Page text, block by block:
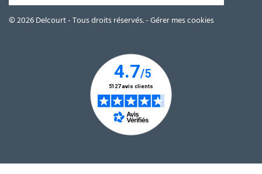
© 2026 Delcourt - Tous droits réservés. -Gérer mes cookies